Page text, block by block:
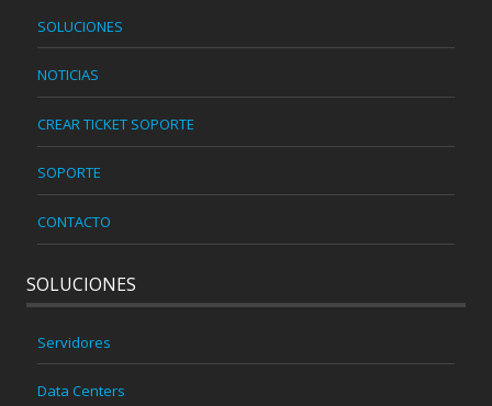
SOLUCIONES
NOTICIAS
CREAR TICKET SOPORTE
SOPORTE
CONTACTO
SOLUCIONES
Servidores
Data Centers